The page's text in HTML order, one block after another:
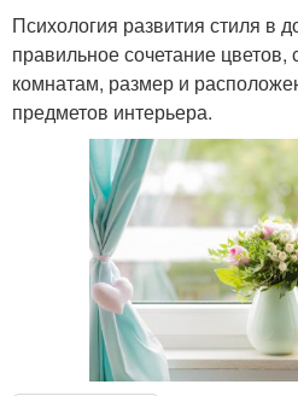
Психология развития стиля в
правильное сочетание цветов,
комнатам, размер и
предметов интерьера.